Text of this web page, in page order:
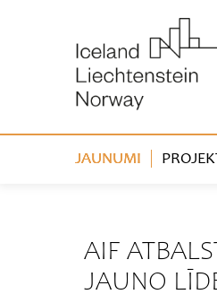
JAUNUMI
AIF
JAUNO